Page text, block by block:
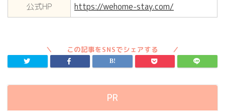
公式HP https://wehome-stay.com/
PR